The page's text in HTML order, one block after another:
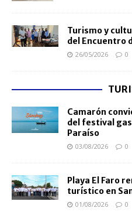
Turismo y
del Encuentro
26/05/2026 0
Camarón
del festival
Paraíso
03/08/2026 0
Playa El Faro
turístico en
01/08/2026 0